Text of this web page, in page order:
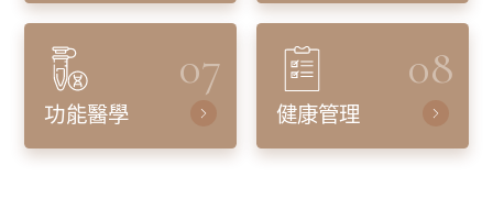
07
功能醫學
08
健康管理